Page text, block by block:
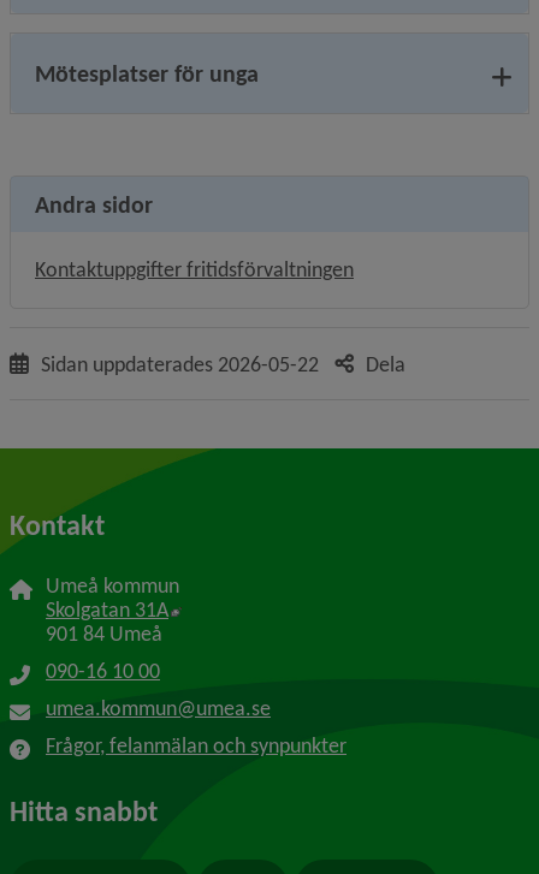
Mötesplatser för unga
Andra sidor
Kontaktuppgifter fritidsförvaltningen
Sidan uppdaterades 2026-05-22 Dela
Kontakt
Umeå kommun
Skolgatan 31A Länk till annan webbplats, öppnas i nytt
901 84 Umeå
090-16 10 00
umea.kommun@umea.se
Frågor, felanmälan och synpunkter
Hitta snabbt